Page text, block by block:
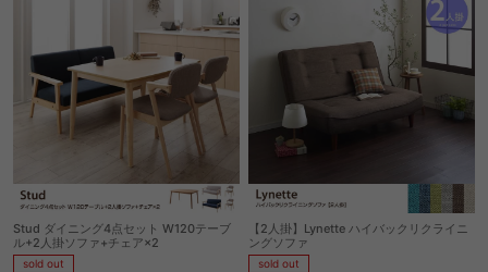
Stud ダイニング4点セット W120テーブ
ル+2人掛ソファ+チェア×2
sold out
【2人掛】Lynette ハイバックリクライニ
ングソファ
sold out